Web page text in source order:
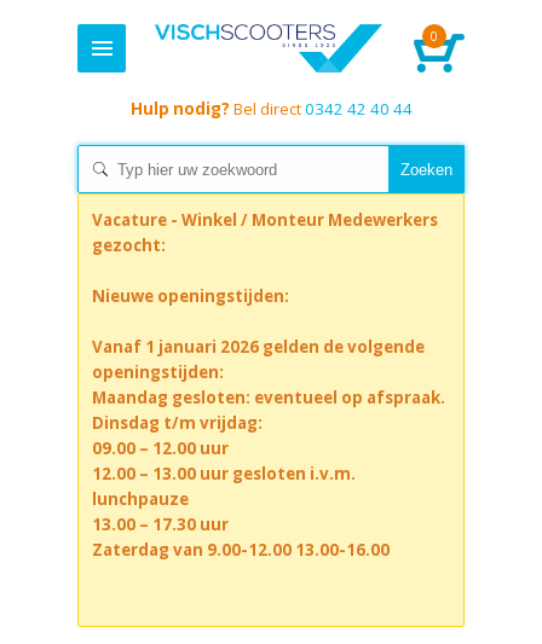
0
Hulp nodig? Bel direct0342 42 40 44
Vacature - Winkel / Monteur Medewerkers
gezocht:
Nieuwe openingstijden:
Vanaf 1 januari 2026 gelden de volgende
openingstijden:
Maandag gesloten: eventueel op afspraak.
Dinsdag t/m vrijdag:
09.00 – 12.00 uur
12.00 – 13.00 uur gesloten i.v.m.
lunchpauze
13.00 – 17.30 uur
Zaterdag van 9.00-12.00 13.00-16.00